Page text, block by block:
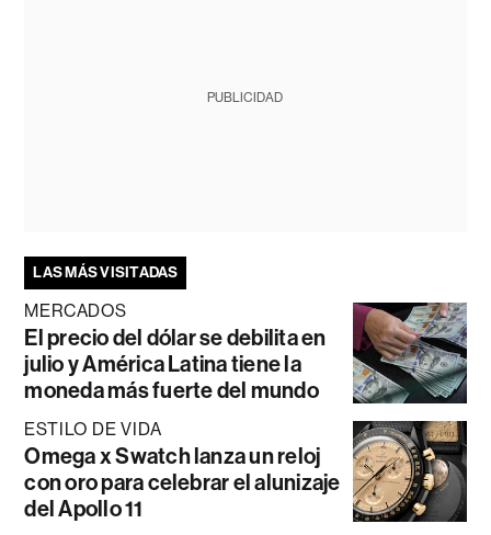
PUBLICIDAD
LAS MÁS VISITADAS
MERCADOS
El precio del dólar se debilita en
julio y América Latina tiene la
moneda más fuerte del mundo
ESTILO DE VIDA
Omega x Swatch lanza un reloj
con oro para celebrar el alunizaje
del Apollo 11